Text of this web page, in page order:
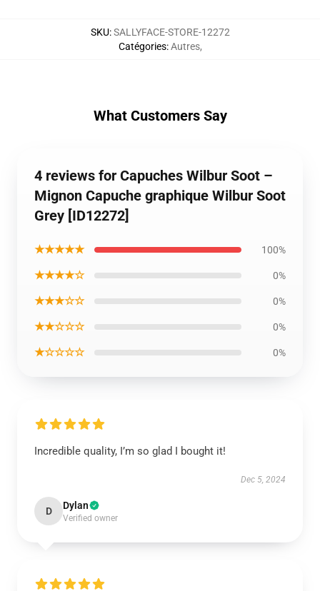
SKU:SALLYFACE-STORE-12272
Catégories:Autres,
What Customers Say
4 reviews for Capuches Wilbur Soot –
Mignon Capuche graphique Wilbur Soot
Grey [ID12272]
★★★★★ 100%
★★★★☆ 0%
★★★☆☆ 0%
★★☆☆☆ 0%
★☆☆☆☆ 0%
Incredible quality, I’m so glad I bought it!
Dec 5, 2024
D Dylan
Verified owner